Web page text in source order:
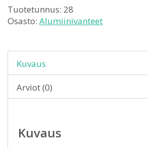
Tuotetunnus: 28
Osasto: Alumiinivanteet
Kuvaus
Arviot (0)
Kuvaus